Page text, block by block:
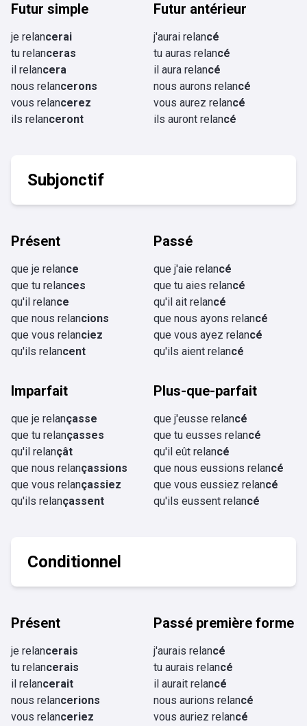
Futur simple
je relancerai
tu relanceras
il relancera
nous relancerons
vous relancerez
ils relanceront
Futur antérieur
j'aurai relancé
tu auras relancé
il aura relancé
nous aurons relancé
vous aurez relancé
ils auront relancé
Subjonctif
Présent
que je relance
que tu relances
qu'il relance
que nous relancions
que vous relanciez
qu'ils relancent
Passé
que j'aie relancé
que tu aies relancé
qu'il ait relancé
que nous ayons relancé
que vous ayez relancé
qu'ils aient relancé
Imparfait
que je relançasse
que tu relançasses
qu'il relançât
que nous relançassions
que vous relançassiez
qu'ils relançassent
Plus-que-parfait
que j'eusse relancé
que tu eusses relancé
qu'il eût relancé
que nous eussions relancé
que vous eussiez relancé
qu'ils eussent relancé
Conditionnel
Présent
je relancerais
tu relancerais
il relancerait
nous relancerions
vous relanceriez
Passé première forme
j'aurais relancé
tu aurais relancé
il aurait relancé
nous aurions relancé
vous auriez relancé